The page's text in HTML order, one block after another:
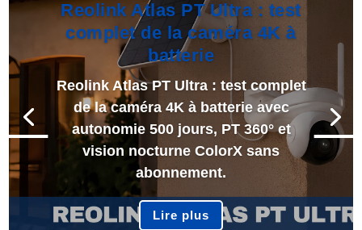
Reolink Atlas PT Ultra : test
complet de la caméra 4K à
batterie
Reolink Atlas PT Ultra : test complet
de la caméra 4K à batterie avec
autonomie 500 jours, PT 360° et
vision nocturne ColorX sans
abonnement.
Lire plus